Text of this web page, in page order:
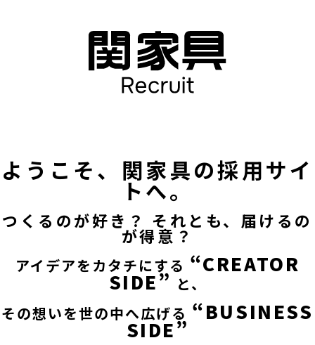
ようこそ、関家具の採用サイ
トへ。
つくるのが好き？ それとも、届けるの
が得意？
アイデアをカタチにする “CREATOR
SIDE” と、
その想いを世の中へ広げる “BUSINESS
SIDE”